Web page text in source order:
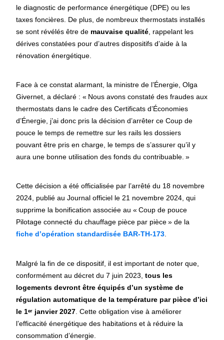
le diagnostic de performance énergétique (DPE) ou les
taxes foncières. De plus, de nombreux thermostats installés
se sont révélés être de mauvaise qualité , rappelant les
dérives constatées pour d’autres dispositifs d’aide à la
rénovation énergétique.
Face à ce constat alarmant, la ministre de l’Énergie, Olga
Givernet, a déclaré : « Nous avons constaté des fraudes aux
thermostats dans le cadre des Certificats d’Économies
d’Énergie, j’ai donc pris la décision d’arrêter ce Coup de
pouce le temps de remettre sur les rails les dossiers
pouvant être pris en charge, le temps de s’assurer qu’il y
aura une bonne utilisation des fonds du contribuable. »
Cette décision a été officialisée par l’arrêté du 18 novembre
2024, publié au Journal officiel le 21 novembre 2024, qui
supprime la bonification associée au « Coup de pouce
Pilotage connecté du chauffage pièce par pièce » de la
fiche d’opération standardisée BAR-TH-173.
Malgré la fin de ce dispositif, il est important de noter que,
conformément au décret du 7 juin 2023,tous les
logements devront être équipés d’un système de
régulation automatique de la température par pièce d’ici
le 1ᵉʳ janvier 2027 . Cette obligation vise à améliorer
l’efficacité énergétique des habitations et à réduire la
consommation d’énergie.